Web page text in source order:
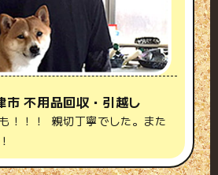
市 不用品回収・引越し
！！！ 親切丁寧でした。また